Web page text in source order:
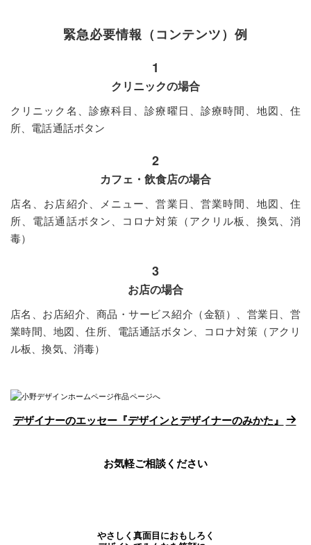
緊急必要情報（コンテンツ）例
1
クリニックの場合
クリニック名、診療科目、診療曜日、診療時間、地図、住
所、電話通話ボタン
2
カフェ・飲食店の場合
店名、お店紹介、メニュー、営業日、営業時間、地図、住
所、電話通話ボタン、コロナ対策（アクリル板、換気、消
毒）
3
お店の場合
店名、お店紹介、商品・サービス紹介（金額）、営業日、営
業時間、地図、住所、電話通話ボタン、コロナ対策（アクリ
ル板、換気、消毒）
デザイナーのエッセー『デザインとデザイナーのみかた』
お気軽ご相談ください
やさしく真面目におもしろく